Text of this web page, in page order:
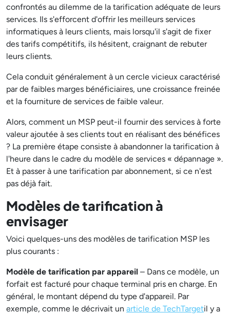
confrontés au dilemme de la tarification adéquate de leurs
services. Ils s'efforcent d'offrir les meilleurs services
informatiques à leurs clients, mais lorsqu'il s'agit de fixer
des tarifs compétitifs, ils hésitent, craignant de rebuter
leurs clients.
Cela conduit généralement à un cercle vicieux caractérisé
par de faibles marges bénéficiaires, une croissance freinée
et la fourniture de services de faible valeur.
Alors, comment un MSP peut-il fournir des services à forte
valeur ajoutée à ses clients tout en réalisant des bénéfices
? La première étape consiste à abandonner la tarification à
l'heure dans le cadre du modèle de services « dépannage ».
Et à passer à une tarification par abonnement, si ce n'est
pas déjà fait.
Modèles de tarification à
envisager
Voici quelques-uns des modèles de tarification MSP les
plus courants :
Modèle de tarification par appareil – Dans ce modèle, un
forfait est facturé pour chaque terminal pris en charge. En
général, le montant dépend du type d'appareil. Par
exemple, comme le décrivait un article de TechTargetil y a